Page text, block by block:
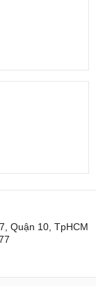
Quận 10, TpHCM